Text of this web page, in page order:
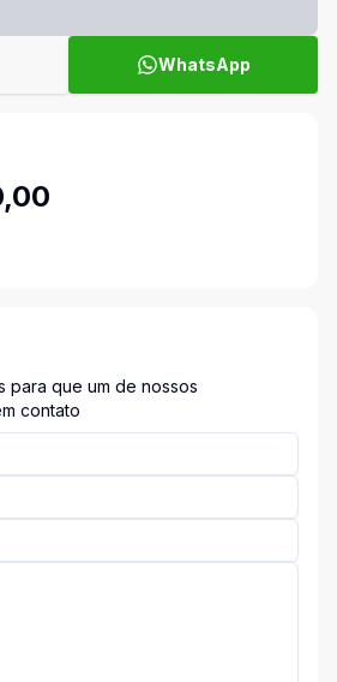
WhatsApp
para que um de nossos
contato